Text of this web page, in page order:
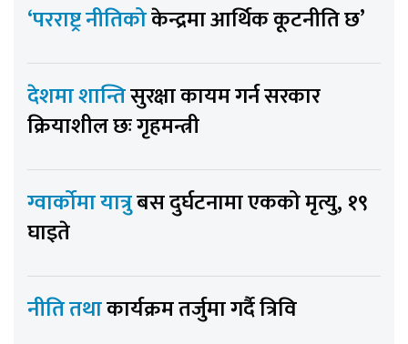
‘परराष्ट्र नीतिकोकेन्द्रमा आर्थिक कूटनीति छ’
देशमा शान्तिसुरक्षा कायम गर्न सरकार
क्रियाशील छः गृहमन्त्री
ग्वार्कोमा यात्रुबस दुर्घटनामा एकको मृत्यु, १९
घाइते
नीति तथाकार्यक्रम तर्जुमा गर्दै त्रिवि